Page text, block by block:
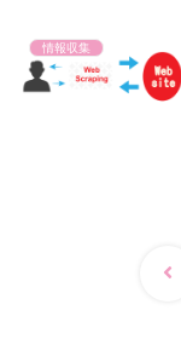
情報収集
前